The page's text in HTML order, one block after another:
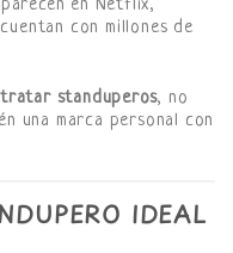
en Netflix,
con millones de
standuperos, no
una marca personal con
IDEAL